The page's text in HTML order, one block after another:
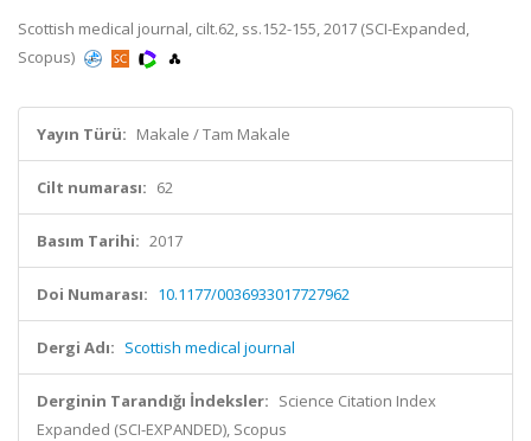
Scottish medical journal, cilt.62, ss.152-155, 2017 (SCI-Expanded,
Scopus)
Yayın Türü: Makale / Tam Makale
Cilt numarası: 62
Basım Tarihi: 2017
Doi Numarası: 10.1177/0036933017727962
Dergi Adı: Scottish medical journal
Derginin Tarandığı İndeksler: Science Citation Index
Expanded (SCI-EXPANDED), Scopus